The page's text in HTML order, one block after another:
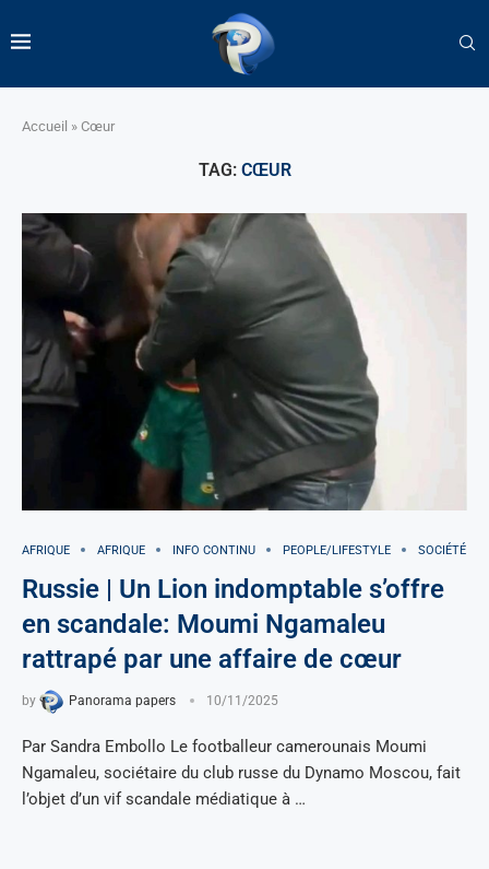
Accueil » Cœur
TAG: CŒUR
AFRIQUE AFRIQUE INFO CONTINU PEOPLE/LIFESTYLE SOCIÉTÉ
Russie | Un Lion indomptable s’offre
en scandale: Moumi Ngamaleu
rattrapé par une affaire de cœur
by Panorama papers 10/11/2025
Par Sandra Embollo Le footballeur camerounais Moumi
Ngamaleu, sociétaire du club russe du Dynamo Moscou, fait
l’objet d’un vif scandale médiatique à …